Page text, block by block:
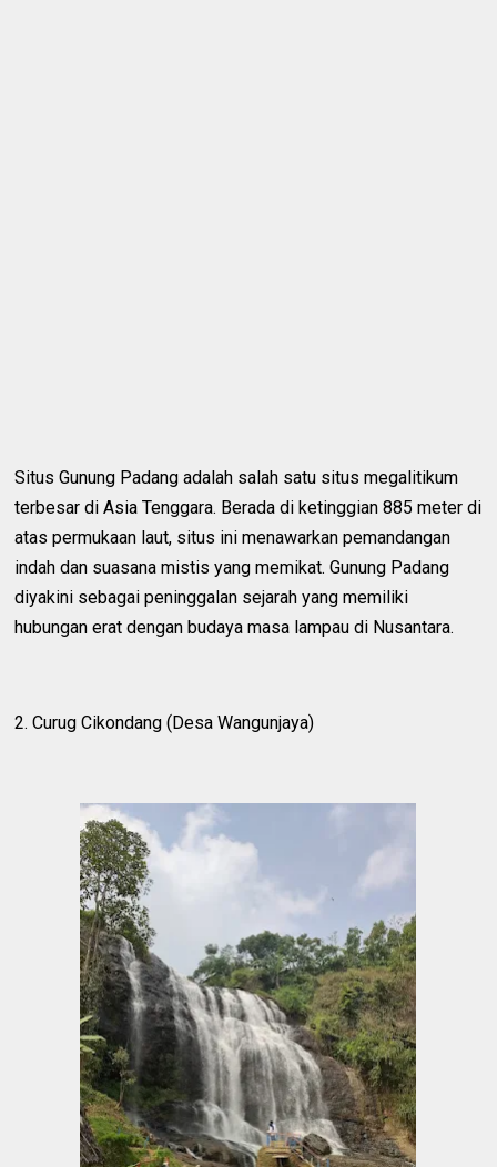
Situs Gunung Padang adalah salah satu situs megalitikum
terbesar di Asia Tenggara. Berada di ketinggian 885 meter di
atas permukaan laut, situs ini menawarkan pemandangan
indah dan suasana mistis yang memikat. Gunung Padang
diyakini sebagai peninggalan sejarah yang memiliki
hubungan erat dengan budaya masa lampau di Nusantara.
2. Curug Cikondang (Desa Wangunjaya)